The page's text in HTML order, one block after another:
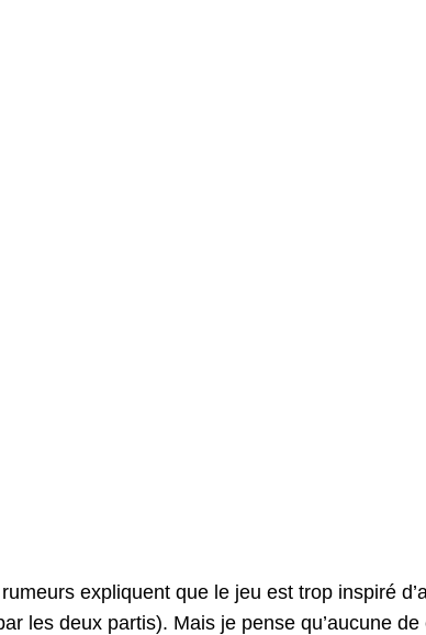
expliquent que le jeu est trop inspiré
les deux partis). Mais je pense qu’aucune de